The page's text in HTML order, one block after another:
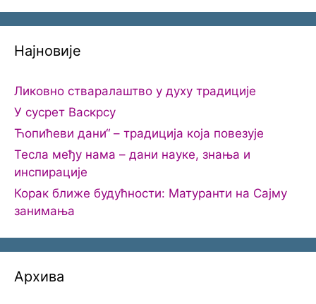
Најновије
Ликовно стваралаштво у духу традиције
У сусрет Васкрсу
Ћопићеви дани“ – традиција која повезује
Тесла међу нама – дани науке, знања и
инспирације
Корак ближе будућности: Матуранти на Сајму
занимања
Архива